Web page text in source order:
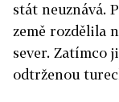
stát neuznává.
země rozdělila
sever. Zatímco
odtrženou